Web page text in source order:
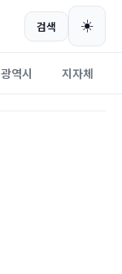
검색 ☀️
광역시 지자체